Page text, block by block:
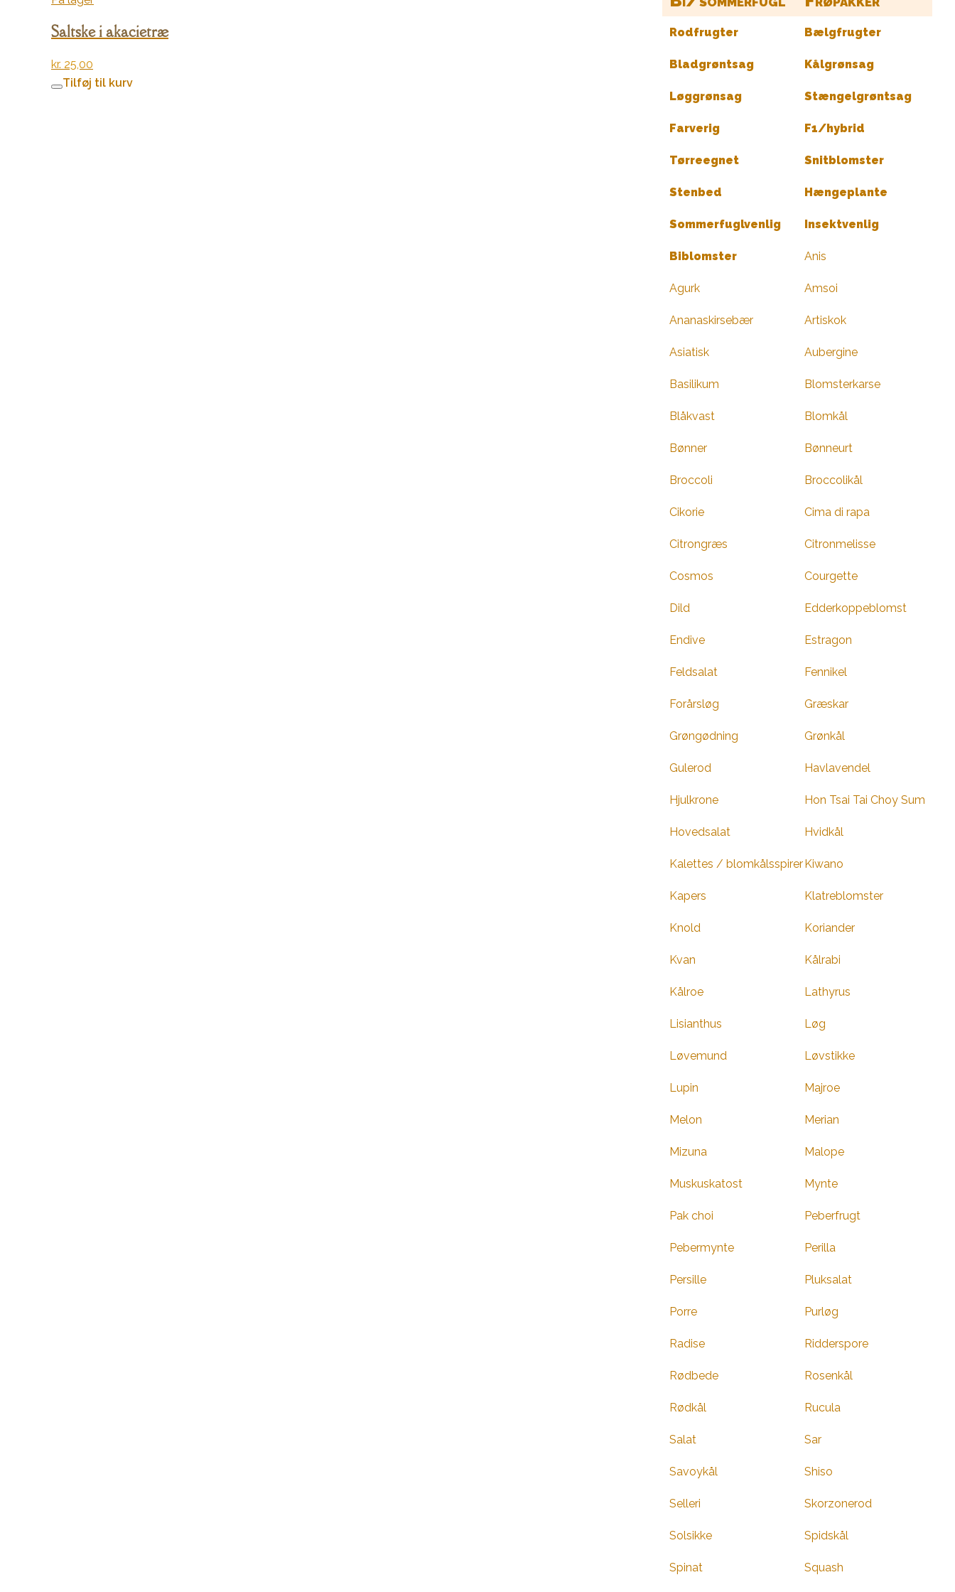
Saltske i akacietræ
kr. 25,00
Tilføj til kurv
Rodfrugter Bælgfrugter
Bladgrøntsag Kålgrønsag
Løggrønsag Stængelgrøntsag
Farverig F1/hybrid
Tørreegnet Snitblomster
Stenbed Hængeplante
Sommerfuglvenlig Insektvenlig
Biblomster Anis
Agurk Amsoi
Ananaskirsebær Artiskok
Asiatisk Aubergine
Basilikum Blomsterkarse
Blåkvast Blomkål
Bønner Bønneurt
Broccoli Broccolikål
Cikorie Cima di rapa
Citrongræs Citronmelisse
Cosmos Courgette
Dild Edderkoppeblomst
Endive Estragon
Feldsalat Fennikel
Forårsløg Græskar
Grøngødning Grønkål
Gulerod Havlavendel
Hjulkrone Hon Tsai Tai Choy Sum
Hovedsalat Hvidkål
Kalettes / blomkålsspirer Kiwano
Kapers Klatreblomster
Knold Koriander
Kvan Kålrabi
Kålroe Lathyrus
Lisianthus Løg
Løvemund Løvstikke
Lupin Majroe
Melon Merian
Mizuna Malope
Muskuskatost Mynte
Pak choi Peberfrugt
Pebermynte Perilla
Persille Pluksalat
Porre Purløg
Radise Ridderspore
Rødbede Rosenkål
Rødkål Rucula
Salat Sar
Savoykål Shiso
Selleri Skorzonerod
Solsikke Spidskål
Spinat Squash